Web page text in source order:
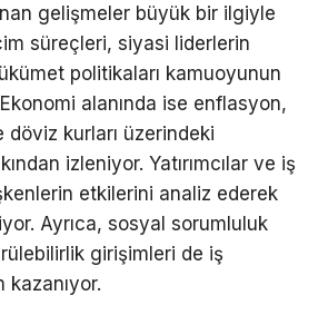
gelişmeler büyük bir ilgiyle
süreçleri, siyasi liderlerin
politikaları kamuoyunun
alanında ise enflasyon,
döviz kurları üzerindeki
izleniyor. Yatırımcılar ve iş
etkilerini analiz ederek
Ayrıca, sosyal sorumluluk
girişimleri de iş
kazanıyor.